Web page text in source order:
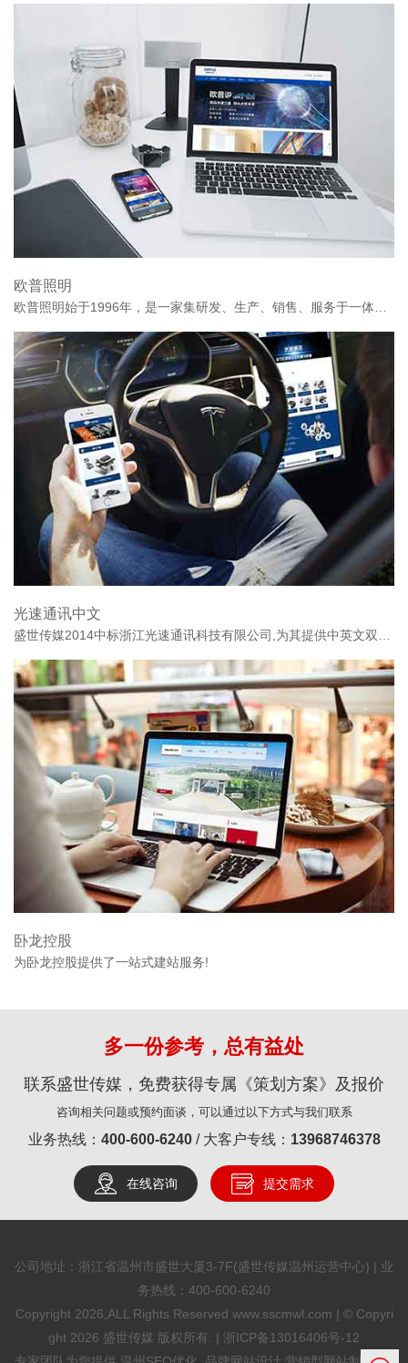
欧普照明
光速通讯中文
卧龙控股
为卧龙控股提供了一站式建站服务!
多一份参考，总有益处
联系盛世传媒，免费获得专属《策划方案》及报价
咨询相关问题或预约面谈，可以通过以下方式与我们联系
业务热线： 400-600-6240/ 大客户专线： 13968746378
在线咨询 提交需求
公司地址：浙江省温州市盛世大厦3-7F(盛世传媒温州运营中心) | 业
务热线： 400-600-6240
Copyright 2026,ALL Rights Reserved www.sscmwl.com | © Copyri
ght 2026 盛世传媒 版权所有. | 浙ICP备13016406号-12